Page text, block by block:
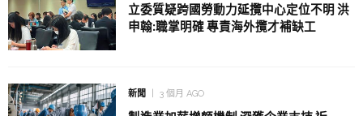
立委質疑跨國勞動力延攬中心定位不明 洪
申翰:職掌明確 專責海外攬才補缺工
新聞 3 個月 AGO